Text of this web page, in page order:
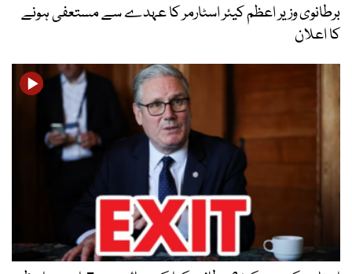
برطانوی وزیر اعظم کیئر اسٹارمر کا عہدے سے مستعفی ہونے
کا اعلان